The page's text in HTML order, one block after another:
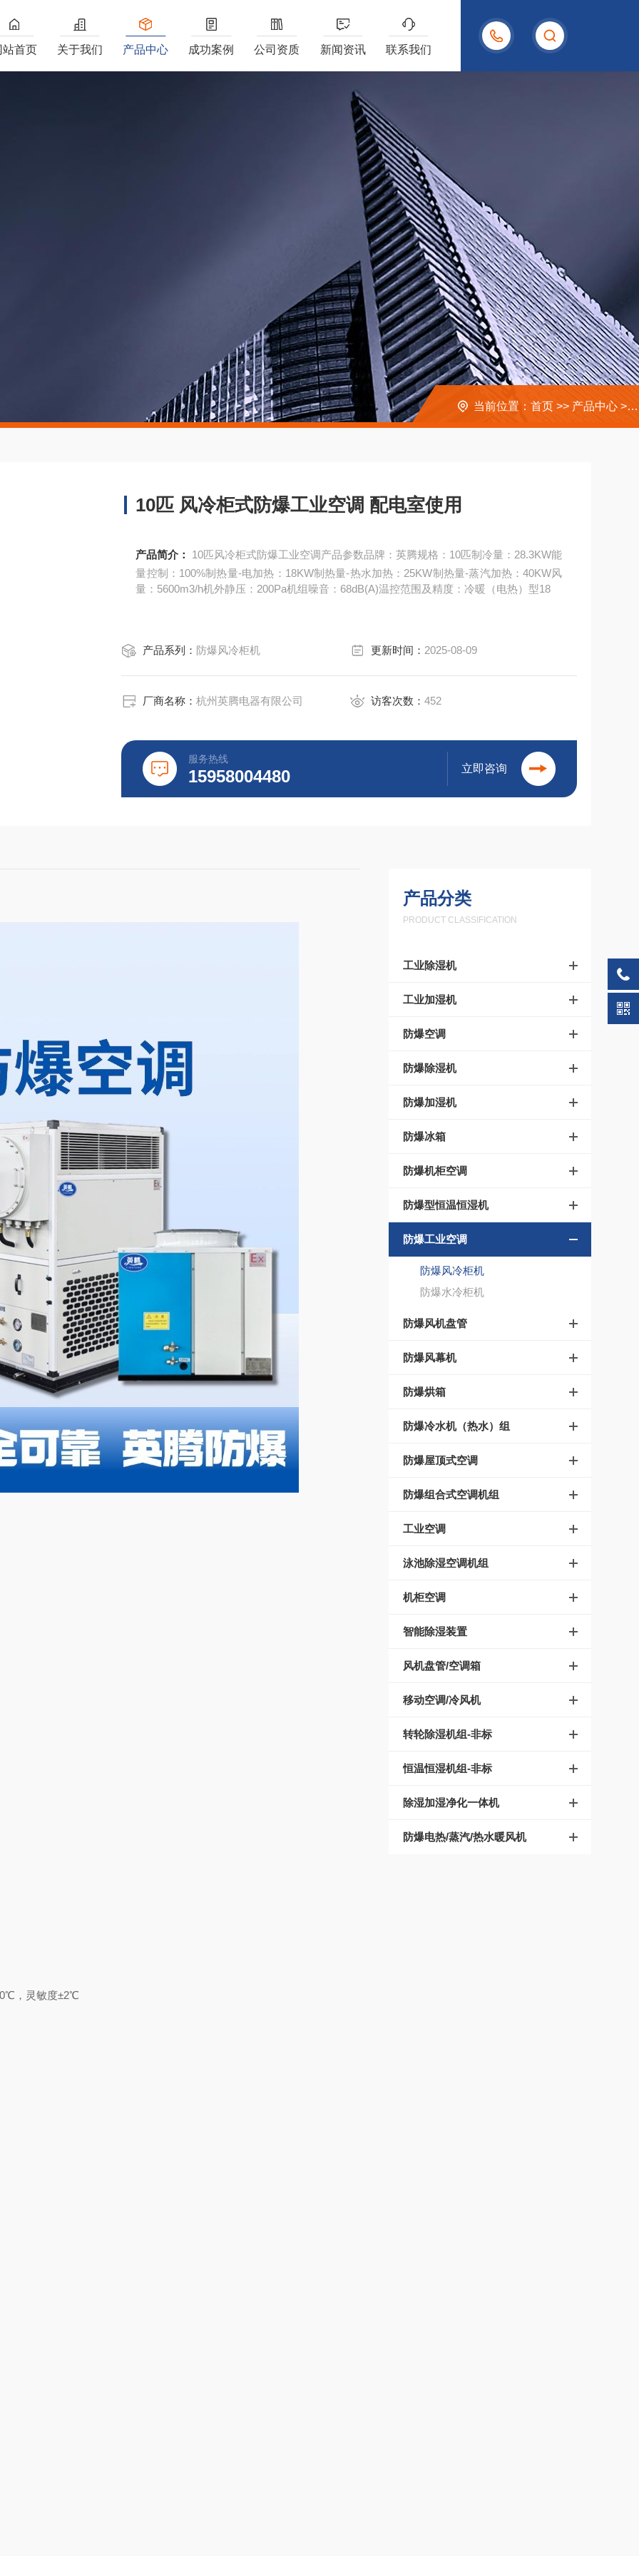
15958004480
站首页 关于我们 产品中心 成功案例 公司资质 新闻资讯 联系我们
当前位置：首页 >> 产品中心 >>
10匹 风冷柜式防爆工业空调 配电室使用
产品简介：
10匹风冷柜式防爆工业空调产品参数品牌：英腾规格：10匹制冷量：28.3KW能
量控制：100%制热量-电加热：18KW制热量-热水加热：25KW制热量-蒸汽加热：40KW风
量：5600m3/h机外静压：200Pa机组噪音：68dB(A)温控范围及精度：冷暖（电热）型18
产品系列： 防爆风冷柜机 更新时间： 2025-08-09
厂商名称：杭州英腾电器有限公司 访客次数： 452
服务热线
15958004480 立即咨询
产品分类
PRODUCT CLASSIFICATION
工业除湿机
工业加湿机
防爆空调
防爆除湿机
防爆加湿机
防爆冰箱
防爆机柜空调
防爆型恒温恒湿机
防爆工业空调
防爆风冷柜机
防爆水冷柜机
防爆风机盘管
防爆风幕机
防爆烘箱
防爆冷水机（热水）组
防爆屋顶式空调
防爆组合式空调机组
工业空调
泳池除湿空调机组
机柜空调
智能除湿装置
风机盘管/空调箱
移动空调/冷风机
转轮除湿机组-非标
恒温恒湿机组-非标
除湿加湿净化一体机
防爆电热/蒸汽/热水暖风机
，灵敏度±2℃